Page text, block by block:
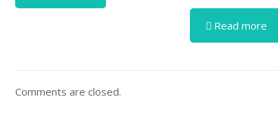
Read more
Comments are closed.